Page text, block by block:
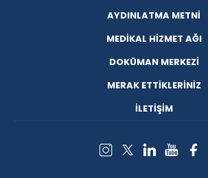
AYDINLATMA METNİ
MEDİKAL HİZMET AĞI
DOKÜMAN MERKEZİ
MERAK ETTİKLERİNİZ
İLETİŞİM